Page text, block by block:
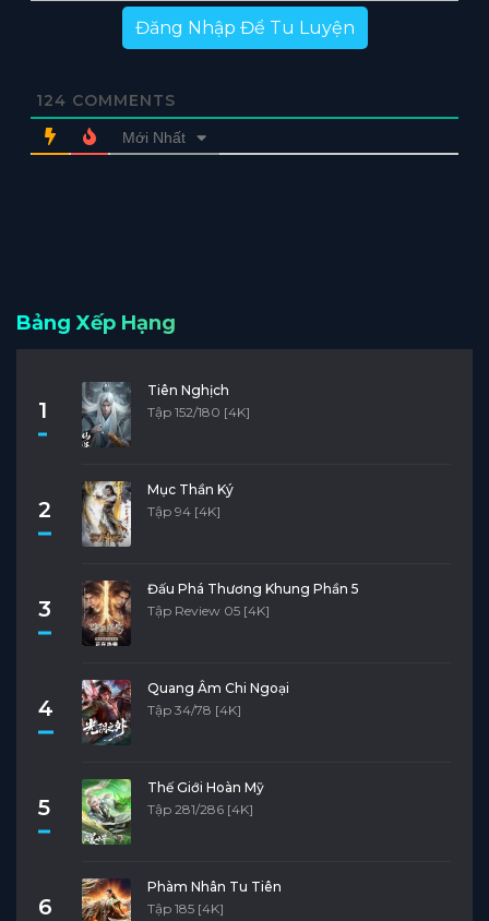
Đăng Nhập Để Tu Luyện
124 COMMENTS
Mới Nhất
Bảng Xếp Hạng
1
Tiên Nghịch
Tập 152/180 [4K]
2
Mục Thần Ký
Tập 94 [4K]
3
Đấu Phá Thương Khung Phần 5
Tập Review 05 [4K]
4
Quang Âm Chi Ngoại
Tập 34/78 [4K]
5
Thế Giới Hoàn Mỹ
Tập 281/286 [4K]
6
Phàm Nhân Tu Tiên
Tập 185 [4K]